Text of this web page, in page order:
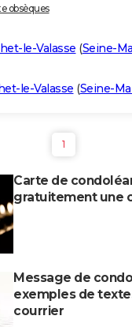
obsèques
le-Valasse (Seine-
le-Valasse (Seine-
1
Carte de
gratuitement une
Message de
exemples de
courrier